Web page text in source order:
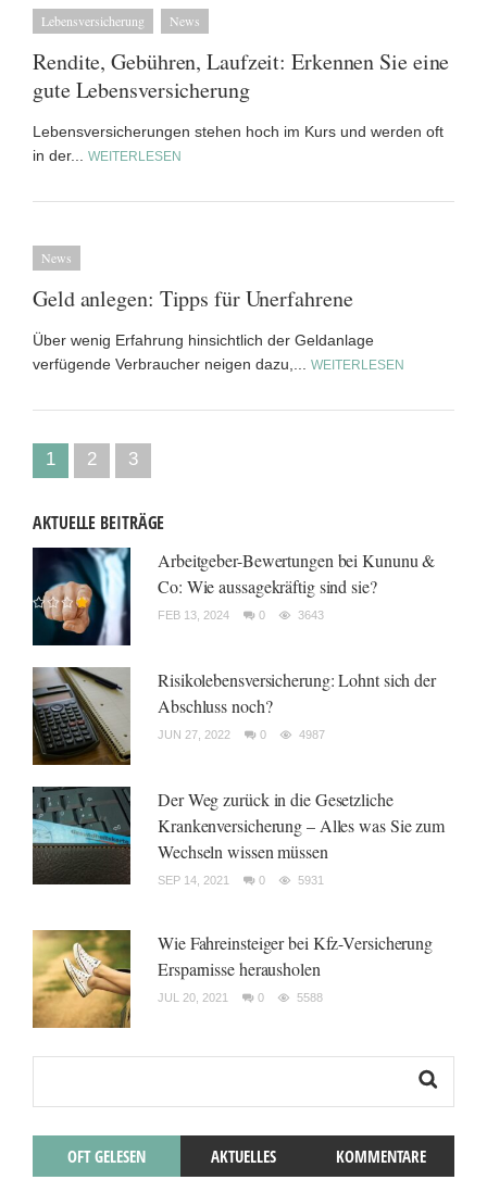
Lebensversicherung News
Rendite, Gebühren, Laufzeit: Erkennen Sie eine
gute Lebensversicherung
Lebensversicherungen stehen hoch im Kurs und werden oft
in der... WEITERLESEN
News
Geld anlegen: Tipps für Unerfahrene
Über wenig Erfahrung hinsichtlich der Geldanlage
verfügende Verbraucher neigen dazu,... WEITERLESEN
1 2 3
AKTUELLE BEITRÄGE
Arbeitgeber-Bewertungen bei Kununu &
Co: Wie aussagekräftig sind sie?
FEB 13, 2024 0 3643
Risikolebensversicherung: Lohnt sich der
Abschluss noch?
JUN 27, 2022 0 4987
Der Weg zurück in die Gesetzliche
Krankenversicherung – Alles was Sie zum
Wechseln wissen müssen
SEP 14, 2021 0 5931
Wie Fahreinsteiger bei Kfz-Versicherung
Ersparnisse herausholen
JUL 20, 2021 0 5588
OFT GELESEN AKTUELLES KOMMENTARE